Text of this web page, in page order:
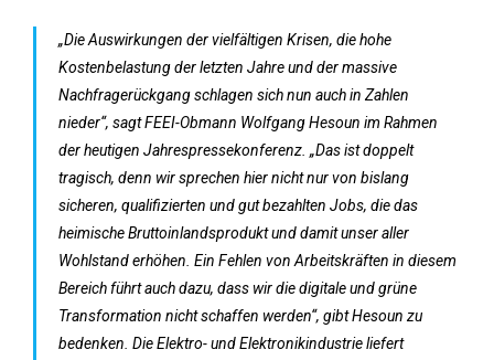
„Die Auswirkungen der vielfältigen Krisen, die hohe
Kostenbelastung der letzten Jahre und der massive
Nachfragerückgang schlagen sich nun auch in Zahlen
nieder“, sagt FEEI-Obmann Wolfgang Hesoun im Rahmen
der heutigen Jahrespressekonferenz. „Das ist doppelt
tragisch, denn wir sprechen hier nicht nur von bislang
sicheren, qualifizierten und gut bezahlten Jobs, die das
heimische Bruttoinlandsprodukt und damit unser aller
Wohlstand erhöhen. Ein Fehlen von Arbeitskräften in diesem
Bereich führt auch dazu, dass wir die digitale und grüne
Transformation nicht schaffen werden“, gibt Hesoun zu
bedenken. Die Elektro- und Elektronikindustrie liefert